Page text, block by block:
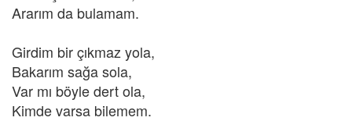
Ararım da bulamam.
Girdim bir çıkmaz yola,
Bakarım sağa sola,
Var mı böyle dert ola,
Kimde varsa bilemem.